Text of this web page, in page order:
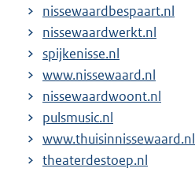
nissewaardbespaart.nl
nissewaardwerkt.nl
spijkenisse.nl
www.nissewaard.nl
nissewaardwoont.nl
pulsmusic.nl
www.thuisinnissewaard.nl
theaterdestoep.nl